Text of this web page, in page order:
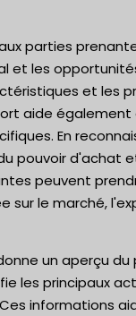
parties
et les
et les
aide
En
pouvoir d'achat
peuvent
sur le marché,
un aperçu
les principaux
informations